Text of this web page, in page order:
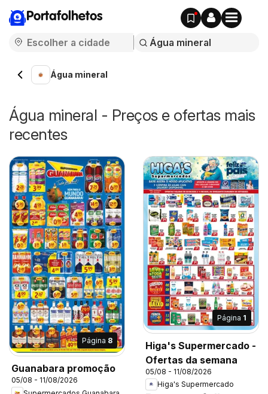
Portafolhetos
Água mineral
Água mineral - Preços e ofertas mais
recentes
Página 8
Guanabara promoção
05/08 - 11/08/2026
Página 1
Higa's Supermercado -
Ofertas da semana
05/08 - 11/08/2026
Higa's Supermercado